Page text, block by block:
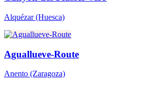
Alquézar(Huesca)
Aguallueve-Route
Anento (Zaragoza)